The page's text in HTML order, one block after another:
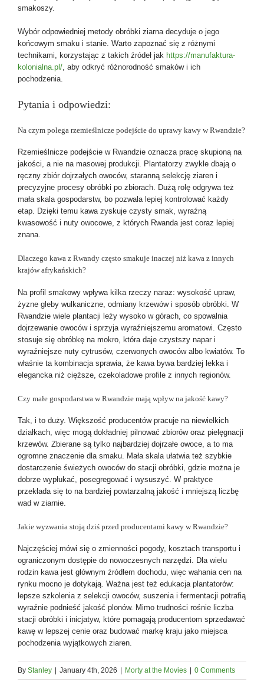
smakoszy.
Wybór odpowiedniej metody obróbki ziarna decyduje o jego
końcowym smaku i stanie. Warto zapoznać się z różnymi
technikami, korzystając z takich źródeł jak https://manufaktura-
kolonialna.pl/, aby odkryć różnorodność smaków i ich
pochodzenia.
Pytania i odpowiedzi:
Na czym polega rzemieślnicze podejście do uprawy kawy w Rwandzie?
Rzemieślnicze podejście w Rwandzie oznacza pracę skupioną na
jakości, a nie na masowej produkcji. Plantatorzy zwykle dbają o
ręczny zbiór dojrzałych owoców, staranną selekcję ziaren i
precyzyjne procesy obróbki po zbiorach. Dużą rolę odgrywa też
mała skala gospodarstw, bo pozwala lepiej kontrolować każdy
etap. Dzięki temu kawa zyskuje czysty smak, wyraźną
kwasowość i nuty owocowe, z których Rwanda jest coraz lepiej
znana.
Dlaczego kawa z Rwandy często smakuje inaczej niż kawa z innych
krajów afrykańskich?
Na profil smakowy wpływa kilka rzeczy naraz: wysokość upraw,
żyzne gleby wulkaniczne, odmiany krzewów i sposób obróbki. W
Rwandzie wiele plantacji leży wysoko w górach, co spowalnia
dojrzewanie owoców i sprzyja wyraźniejszemu aromatowi. Często
stosuje się obróbkę na mokro, która daje czystszy napar i
wyraźniejsze nuty cytrusów, czerwonych owoców albo kwiatów. To
właśnie ta kombinacja sprawia, że kawa bywa bardziej lekka i
elegancka niż cięższe, czekoladowe profile z innych regionów.
Czy małe gospodarstwa w Rwandzie mają wpływ na jakość kawy?
Tak, i to duży. Większość producentów pracuje na niewielkich
działkach, więc mogą dokładniej pilnować zbiorów oraz pielęgnacji
krzewów. Zbierane są tylko najbardziej dojrzałe owoce, a to ma
ogromne znaczenie dla smaku. Mała skala ułatwia też szybkie
dostarczenie świeżych owoców do stacji obróbki, gdzie można je
dobrze wypłukać, posegregować i wysuszyć. W praktyce
przekłada się to na bardziej powtarzalną jakość i mniejszą liczbę
wad w ziarnie.
Jakie wyzwania stoją dziś przed producentami kawy w Rwandzie?
Najczęściej mówi się o zmienności pogody, kosztach transportu i
ograniczonym dostępie do nowoczesnych narzędzi. Dla wielu
rodzin kawa jest głównym źródłem dochodu, więc wahania cen na
rynku mocno je dotykają. Ważna jest też edukacja plantatorów:
lepsze szkolenia z selekcji owoców, suszenia i fermentacji potrafią
wyraźnie podnieść jakość plonów. Mimo trudności rośnie liczba
stacji obróbki i inicjatyw, które pomagają producentom sprzedawać
kawę w lepszej cenie oraz budować markę kraju jako miejsca
pochodzenia wyjątkowych ziaren.
By Stanley January 4th, 2026 Morty at the Movies 0 Comments